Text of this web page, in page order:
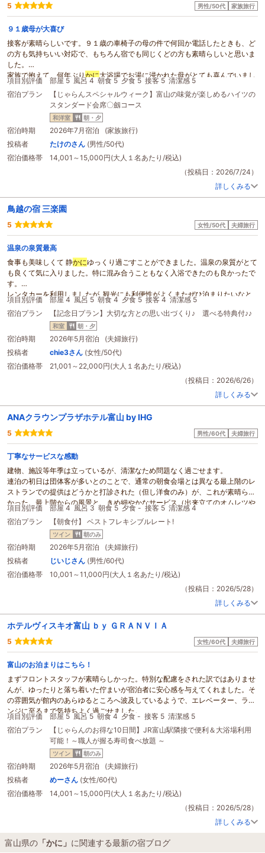
5 男性/50代 家族旅行
９１歳母が大喜び
接客が素晴らしいです。９１歳の車椅子の母の件で何回か電話したときも、ど
の方も気持ちいい対応で、もちろん宿でも同じくどの方も素晴らしいと思いま
した。
家族で抱えて、何年ぶり かに大浴場でお湯に浸かれた母がとても喜んでいまし
た。
食事もおいしく、現在生ものNGの妊婦の娘にも対応して戴き、感謝いたして
項目別評価 部屋 5 風呂 4 朝食 5 夕食 5 接客 5 清潔感 5
宿泊プラン
【じゃらんスペシャルウィーク】富山の味覚が楽しめるハイツの
スタンダード会席〇劔コース
和洋室 朝・夕
宿泊時期
2026年7月宿泊 (家族旅行)
投稿者
たけのさん (男性/50代)
宿泊価格帯
14,001～15,000円(大人１名あたり/税込)
（投稿日：2026/7/24）
詳しくみる
鳥越の宿 三楽園
5 女性/50代 夫婦旅行
温泉の泉質最高
食事も美味しくて 静かにゆっくり過ごすことができました。温泉の泉質がとて
も良くて気に入りました。特に混み合うこともなく入浴できたのも良かったで
す。
レンタカーを利用しましたが 観光にも利便性がよくまたぜひ泊まりたいなと
思う宿でした。
お部屋は訳あり部屋でしたので とてもリーズナブルでした。
項目別評価 部屋 4 風呂 5 朝食 4 夕食 5 接客 4 清潔感 5
宿泊プラン
【記念日プラン】大切な方との思い出づくり♪ 選べる特典付♪♪
和室 朝・夕
宿泊時期
2026年5月宿泊 (夫婦旅行)
投稿者
chie3さん (女性/50代)
宿泊価格帯
21,001～22,000円(大人１名あたり/税込)
（投稿日：2026/6/26）
詳しくみる
ANAクラウンプラザホテル富山 by IHG
5 男性/60代 夫婦旅行
丁寧なサービスな感動
建物、施設等年季は立っているが、清潔なため問題なく過ごせます。
連泊の初日は団体客が多いとのことで、通常の朝食会場とは異なる最上階のレ
ストランでの提供はどうかと打診された（但し洋食のみ）が、これが素晴らし
かった。最上階からの風景と、きめ細やかなサービス（出来立てのオムレツや
目玉焼き）によるサーブにより、まさにホテルライフを満喫できた。
注）このサービスは検討中のもので、今後実施されるかどうか検討中。
2日目はホテル内の日本食レストランでリーズナブルな「御膳」を選んだが、
質、量共に加え、きめ細やかにサービスいただいた点も大変良かった。いい思
い出となりました。
項目別評価 部屋 4 風呂 3 朝食 5 夕食 - 接客 5 清潔感 4
宿泊プラン
【朝食付】 ベストフレキシブルレート!
ツイン 朝のみ
宿泊時期
2026年5月宿泊 (夫婦旅行)
投稿者
じいじさん (男性/60代)
宿泊価格帯
10,001～11,000円(大人１名あたり/税込)
（投稿日：2026/5/28）
詳しくみる
ホテルヴィスキオ富山 ｂｙ ＧＲＡＮＶＩＡ
5 女性/60代 夫婦旅行
富山のお泊まりはこちら！
まずフロントスタッフが素晴らしかった。特別な配慮をされた訳ではありませ
んが、ゆったりと落ち着いた佇まいが宿泊者に安心感を与えてくれました。そ
の雰囲気が館内のあらゆるところへ波及しているようで、エレベーター、ラウ
ンジに至るまで気持ちよく過ごせました。
コンセプトフロアのお部屋は、立山連峰！確かにありました。季節柄霞がかか
っていましたが、朝と夕方では異なる山肌を感じられました。また冬に来た
朝食は、富山のお料理たっぷりで、全種類制覇するには2泊必要です。北前船
の歴史に想いを馳せながら昆布風味をかみしめました。
「ほぼ満室」とのことで覚悟しておりましたが、朝食の案内もスムーズで、大
浴場もゆったり楽しめました。
駅、飲食、お土産、コンビニ、眺望そして安心のグランヴィアブランド！
項目別評価 部屋 5 風呂 5 朝食 4 夕食 - 接客 5 清潔感 5
宿泊プラン
【じゃらんのお得な10日間】JR富山駅隣接で便利＆大浴場利用
可能！～職人が握る寿司食べ放題 ～
ツイン 朝のみ
宿泊時期
2026年5月宿泊 (夫婦旅行)
投稿者
めーさん (女性/60代)
宿泊価格帯
14,001～15,000円(大人１名あたり/税込)
（投稿日：2026/5/28）
詳しくみる
富山県の 「かに」 に関連する最新の宿ブログ